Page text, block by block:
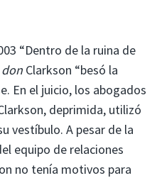
“Dentro de la ruina de
don Clarkson “besó la
En el juicio, los abogados
deprimida, utilizó
vestíbulo. A pesar de la
equipo de relaciones
no tenía motivos para